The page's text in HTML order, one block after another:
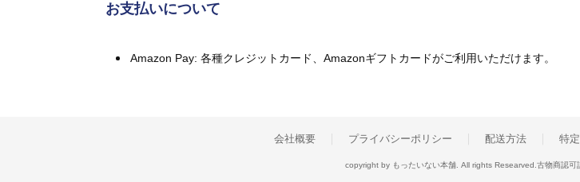
お支払いについて
Amazon Pay: 各種クレジットカード、Amazonギフトカードがご利用いただけます。
会社概要 プライバシーポリシー 配送方法 特
copyright by もったいない本舗. All rights Researved. 古物商認可